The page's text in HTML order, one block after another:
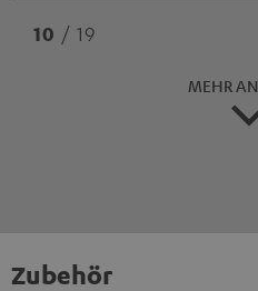
10 / 19
MEHR
Zubehör